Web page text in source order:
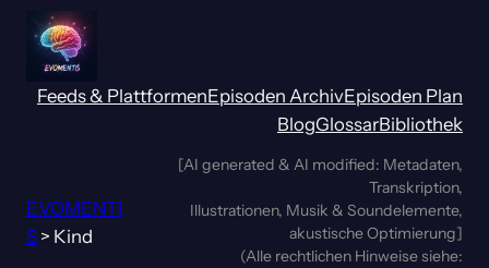
Zum
Inhalt
springen
Feeds & PlattformenEpisoden ArchivEpisoden Plan
BlogGlossarBibliothek
EVOMENTI
S > Kind
[AI generated & AI modified: Metadaten,
Transkription,
Illustrationen, Musik & Soundelemente,
akustische Optimierung]
(Alle rechtlichen Hinweise siehe: